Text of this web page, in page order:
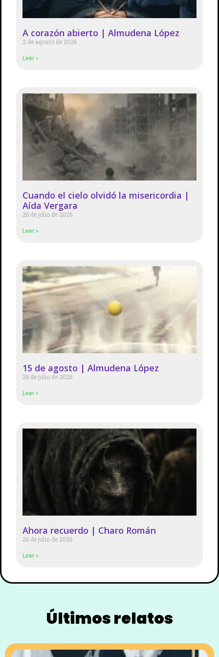
A corazón abierto | Almudena López
2 de agosto de 2026
Leer »
Cuando el cielo olvidó la misericordia |
Aída Vergara
26 de julio de 2026
Leer »
15 de agosto | Almudena López
26 de julio de 2026
Leer »
Ahora recuerdo | Charo Román
26 de julio de 2026
Leer »
Últimos relatos